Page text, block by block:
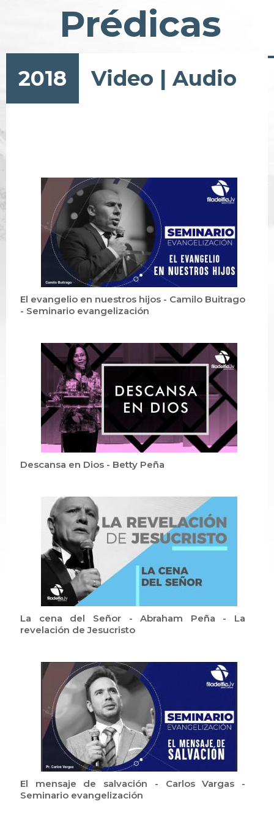
Prédicas
2018 Video | Audio
El evangelio en nuestros hijos - Camilo Buitrago
- Seminario evangelización
Descansa en Dios - Betty Peña
La cena del Señor - Abraham Peña - La
revelación de Jesucristo
El mensaje de salvación - Carlos Vargas -
Seminario evangelización
Pagination